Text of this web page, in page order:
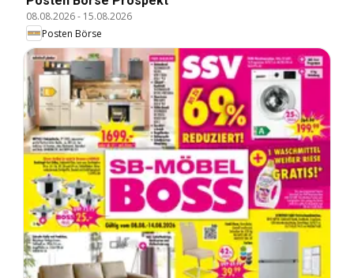
08.08.2026- 15.08.2026
Posten Börse